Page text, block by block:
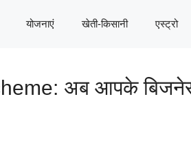
योजनाएं खेती-किसानी एस्ट्रो
अब आपके बिजनेस